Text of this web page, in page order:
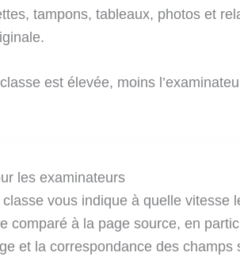
tampons, tableaux, photos et
est élevée, moins
les examinateurs
classe vous indique à quelle vitesse
comparé à la page source, en
et la correspondance des champs